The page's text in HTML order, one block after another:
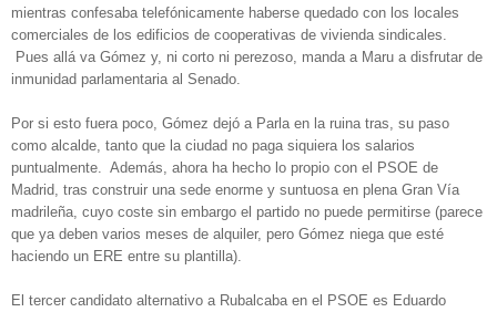
mientras confesaba telefónicamente haberse quedado con los locales
comerciales de los edificios de cooperativas de vivienda sindicales.
Pues allá va Gómez y, ni corto ni perezoso, manda a Maru a disfrutar de
inmunidad parlamentaria al Senado.
Por si esto fuera poco, Gómez dejó a Parla en la ruina tras, su paso
como alcalde, tanto que la ciudad no paga siquiera los salarios
puntualmente. Además, ahora ha hecho lo propio con el PSOE de
Madrid, tras construir una sede enorme y suntuosa en plena Gran Vía
madrileña, cuyo coste sin embargo el partido no puede permitirse (parece
que ya deben varios meses de alquiler, pero Gómez niega que esté
haciendo un ERE entre su plantilla).
El tercer candidato alternativo a Rubalcaba en el PSOE es Eduardo